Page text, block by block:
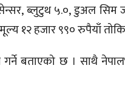
सेन्सर, ब्लुटुथ ५.०, डुअल सिम
१२ हजार ९९० रुपैयाँ
गर्ने बताएको छ । साथै